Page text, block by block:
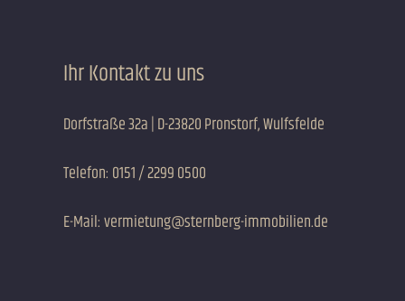
Ihr Kontakt zu uns
Dorfstraße 32a | D-23820 Pronstorf, Wulfsfelde
Telefon: 0151 / 2299 0500
E-Mail:vermietung@sternberg-immobilien.de